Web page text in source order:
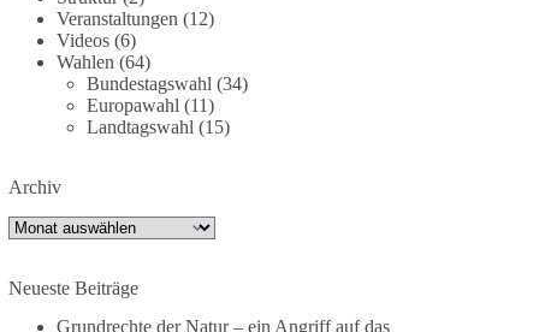
monats-august-2026/
🟩🟩🟦🟦🟥🟥🟧🟧
Quelle: #section-6092974" target="_blank"
rel="noreferrer">https://www.bmvg.de/de/grundla
6092974
#dieBasis #Umfrage #Verteidigung
Veranstaltungen (12)
Videos(6)
Wahlen (64)
Bundestagswahl (34)
Europawahl (11)
Landtagswahl (15)
Archiv
Archiv
Neueste Beiträge
Grundrechte der Natur – ein Angriff auf das